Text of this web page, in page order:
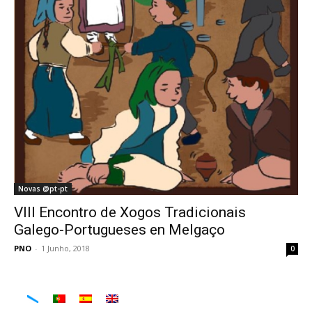
Novas @pt-pt
VIII Encontro de Xogos Tradicionais
Galego-Portugueses en Melgaço
PNO - 1 Junho, 2018 0